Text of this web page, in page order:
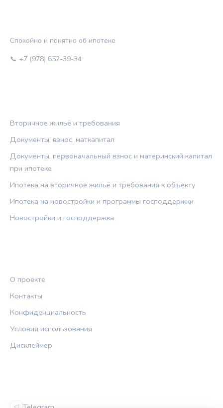
Спокойно и понятно об ипотеке
📞 +7 (978) 652-39-34
Вторичное жильё и требования
Документы, взнос, маткапитал
Документы, первоначальный взнос и материнский капитал
при ипотеке
Ипотека на вторичное жильё и требования к объекту
Ипотека на новостройки и программы господдержки
Новостройки и господдержка
О проекте
Контакты
Конфиденциальность
Условия использования
Дисклеймер